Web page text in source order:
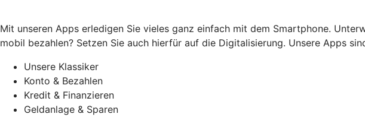
Mit unseren Apps erledigen Sie vieles ganz einfach mit dem Smartphone.
mobil bezahlen? Setzen Sie auch hierfür auf die Digitalisierung. Unsere Apps
Unsere Klassiker
Konto & Bezahlen
Kredit & Finanzieren
Geldanlage & Sparen